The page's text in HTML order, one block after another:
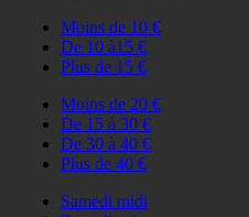
Moins de 10 €
De 10 à15 €
Plus de 15 €
Moins de 20 €
De 15 à 30 €
De 30 à 40 €
Plus de 40 €
Samedi midi